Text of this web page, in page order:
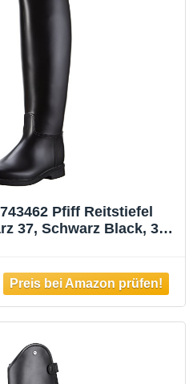
Pfiff Reitstiefel
37, Schwarz Black, 37